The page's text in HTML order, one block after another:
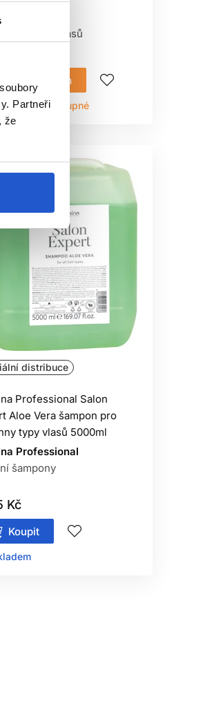
Partneři
že
Professional
podle typu vlasů
Mám záujem
nedostupné
distribuce
Professional Salon
Aloe Vera šampon pro
typy vlasů 5000ml
Professional
šampony
Kč
Koupit
ㅤ